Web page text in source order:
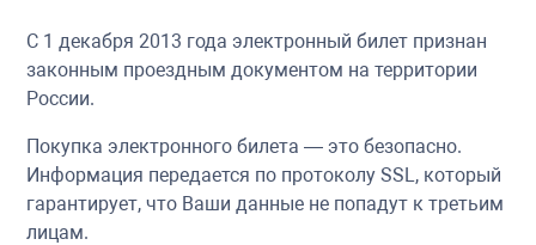
С 1 декабря 2013 года электронный билет признан
законным проездным документом на территории
России.
Покупка электронного билета — это безопасно.
Информация передается по протоколу SSL, который
гарантирует, что Ваши данные не попадут к третьим
лицам.